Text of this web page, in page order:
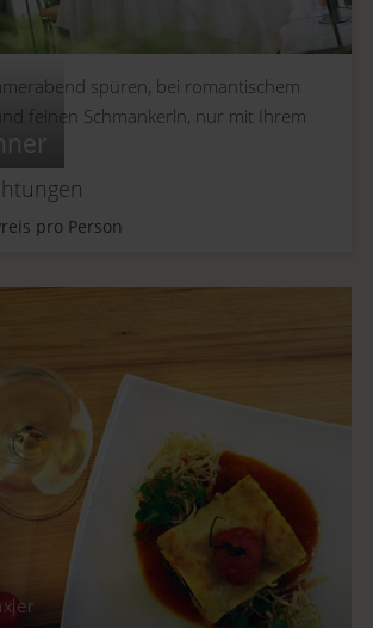
spüren, bei romantischem
feinen Schmankerln, nur mit Ihrem
pro Person